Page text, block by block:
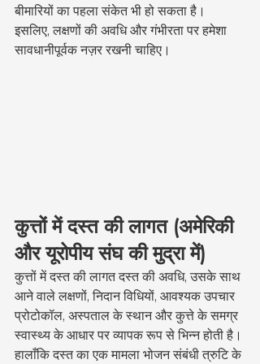
बीमारियों का पहला संकेत भी हो सकता है।
इसलिए, लक्षणों की अवधि और गंभीरता पर हमेशा
सावधानीपूर्वक नज़र रखनी चाहिए।
कुत्तों में दस्त की लागत (अमेरिकी
और यूरोपीय संघ की मुद्रा में)
कुत्तों में दस्त की लागत दस्त की अवधि, उसके साथ
आने वाले लक्षणों, निदान विधियों, आवश्यक उपचार
प्रोटोकॉल, अस्पताल के स्थान और कुत्ते के समग्र
स्वास्थ्य के आधार पर व्यापक रूप से भिन्न होती है।
हालाँकि दस्त का एक मामला भोजन संबंधी त्रुटि के